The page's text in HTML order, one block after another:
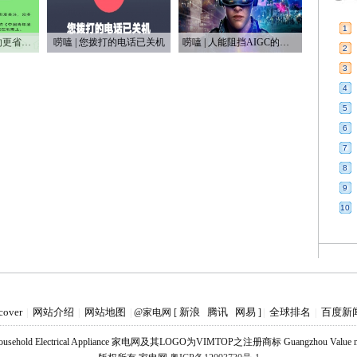
唠嗑 | 您拨打的电话已关机
1
2
3
4
5
6
7
8
9
10
网站介绍 网站地图 @家电网 [ 新浪 腾讯 网易 ] 全球排名 百度新
Electrical Appliance 家电网及其LOGO为VIMTOP之注册商标 Guangzhou Value